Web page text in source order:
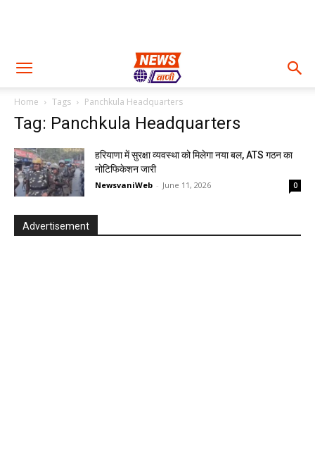
Home Tags Panchkula Headquarters
Tag: Panchkula Headquarters
हरियाणा में सुरक्षा व्यवस्था को मिलेगा नया बल, ATS गठन का
नोटिफिकेशन जारी
NewsvaniWeb - June 11, 2026 0
Advertisement